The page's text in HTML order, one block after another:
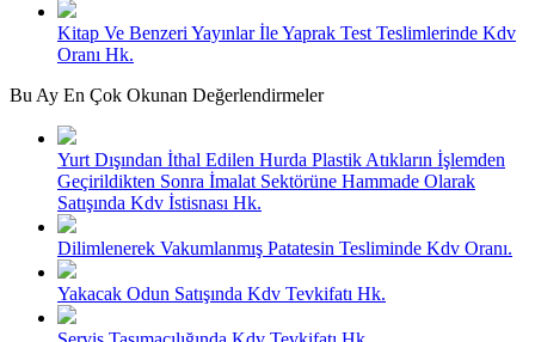
Kitap Ve Benzeri Yayınlar İle Yaprak Test Teslimlerinde Kdv
Oranı Hk.
Bu Ay En Çok Okunan Değerlendirmeler
Yurt Dışından İthal Edilen Hurda Plastik Atıkların İşlemden
Geçirildikten Sonra İmalat Sektörüne Hammade Olarak
Satışında Kdv İstisnası Hk.
Dilimlenerek Vakumlanmış Patatesin Tesliminde Kdv Oranı.
Yakacak Odun Satışında Kdv Tevkifatı Hk.